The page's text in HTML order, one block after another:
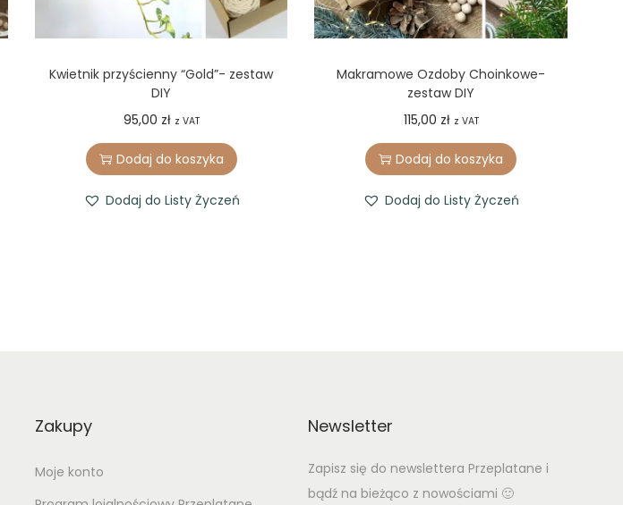
Kwietnik przyścienny “Gold”- zestaw
DIY
95,00 zł z VAT
Dodaj do koszyka
Dodaj do Listy Życzeń
Makramowe Ozdoby Choinkowe-
zestaw DIY
115,00 zł z VAT
Dodaj do koszyka
Dodaj do Listy Życzeń
Zakupy
Moje konto
Newsletter
Zapisz się do newslettera Przeplatane i
bądź na bieżąco z nowościami 🙂